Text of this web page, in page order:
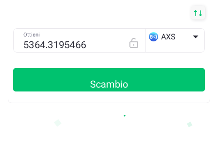
Ottieni AXS
Scambio